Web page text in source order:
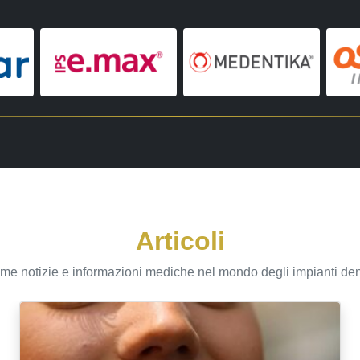
Articoli
notizie e informazioni mediche nel mondo degli impianti